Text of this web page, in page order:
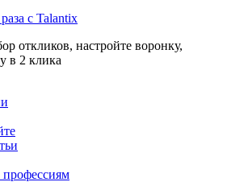
с Talantix
откликов, настройте воронку,
в 2 клика